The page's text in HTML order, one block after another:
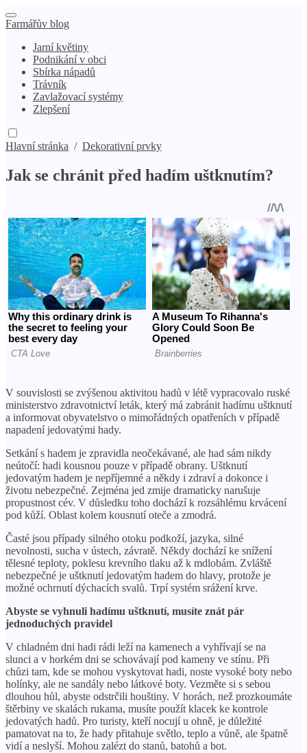
Farmářův blog
Jarní květiny
Podnikání v obci
Sbírka nápadů
Trávník
Zavlažovací systémy
Zlepšení
Hlavní stránka / Dekorativní prvky
Jak se chránit před hadím uštknutím?
V souvislosti se zvýšenou aktivitou hadů v létě vypracovalo ruské
ministerstvo zdravotnictví leták, který má zabránit hadímu uštknutí
a informovat obyvatelstvo o mimořádných opatřeních v případě
napadení jedovatými hady.
Setkání s hadem je zpravidla neočekávané, ale had sám nikdy
neútočí: hadi kousnou pouze v případě obrany. Uštknutí
jedovatým hadem je nepříjemné a někdy i zdraví a dokonce i
životu nebezpečné. Zejména jed zmije dramaticky narušuje
propustnost cév. V důsledku toho dochází k rozsáhlému krvácení
pod kůží. Oblast kolem kousnutí oteče a zmodrá.
Časté jsou případy silného otoku podkoží, jazyka, silné
nevolnosti, sucha v ústech, závratě. Někdy dochází ke snížení
tělesné teploty, poklesu krevního tlaku až k mdlobám. Zvláště
nebezpečné je uštknutí jedovatým hadem do hlavy, protože je
možné ochrnutí dýchacích svalů. Trpí systém srážení krve.
Abyste se vyhnuli hadímu uštknutí, musíte znát pár
jednoduchých pravidel
V chladném dni hadi rádi leží na kamenech a vyhřívají se na
slunci a v horkém dni se schovávají pod kameny ve stínu. Při
chůzi tam, kde se mohou vyskytovat hadi, noste vysoké boty nebo
holínky, ale ne sandály nebo látkové boty. Vezměte si s sebou
dlouhou hůl, abyste odstrčili houštiny. V horách, než prozkoumáte
štěrbiny ve skalách rukama, musíte použít klacek ke kontrole
jedovatých hadů. Pro turisty, kteří nocují u ohně, je důležité
pamatovat na to, že hady přitahuje světlo, teplo a vůně, ale špatně
vidí a neslyší. Mohou zalézt do stanů, batohů a bot.